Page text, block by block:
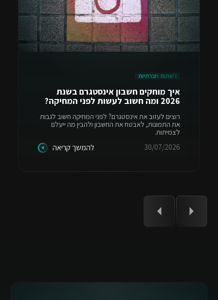
רשתות חברתיות
איך מוחקים חשבון אינסטגרם בשנת
2026 ומה חשוב לעשות לפני המחיקה?
רוצים לעזוב את אינסטגרם? לפני המחיקה חשוב לגבות
את התמונות, לאבטח את החשבון ולהבין מה ייעלם
לצמיתות.
30/07/2026
להמשך קריאה